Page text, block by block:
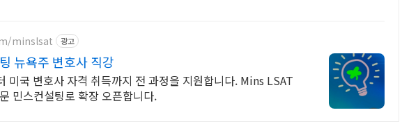
minslsat 광고
뉴욕주 변호사 직강
미국 변호사 자격 취득까지 전 과정을 지원합니다. Mins LSAT
민스컨설팅로 확장 오픈합니다.